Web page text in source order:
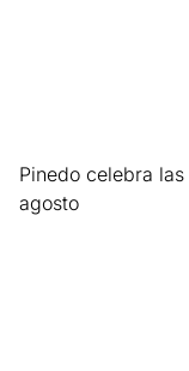
Pinedo celebra
agosto